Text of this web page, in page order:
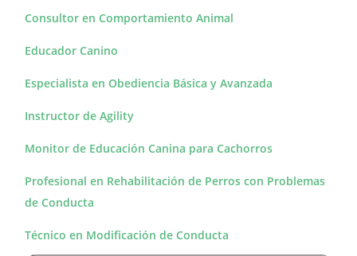
Consultor en Comportamiento Animal
Educador Canino
Especialista en Obediencia Básica y Avanzada
Instructor de Agility
Monitor de Educación Canina para Cachorros
Profesional en Rehabilitación de Perros con Problemas
de Conducta
Técnico en Modificación de Conducta